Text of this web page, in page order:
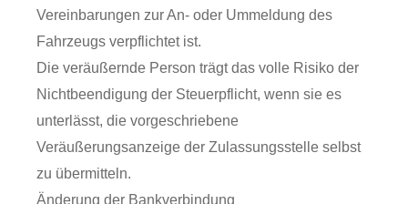
Vereinbarungen zur An- oder Ummeldung des
Fahrzeugs verpflichtet ist.
Die veräußernde Person trägt das volle Risiko der
Nichtbeendigung der Steuerpflicht, wenn sie es
unterlässt, die vorgeschriebene
Veräußerungsanzeige der Zulassungsstelle selbst
zu übermitteln.
Änderung der Bankverbindung